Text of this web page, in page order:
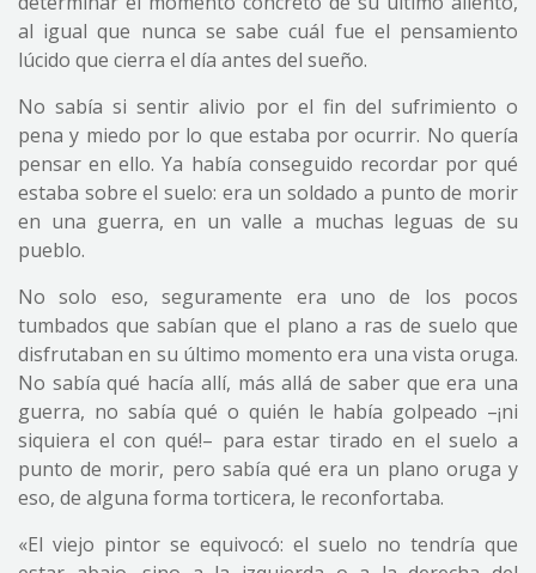
al igual que nunca se sabe cuál fue el pensamiento
lúcido que cierra el día antes del sueño.
No sabía si sentir alivio por el fin del sufrimiento o
pena y miedo por lo que estaba por ocurrir. No quería
pensar en ello. Ya había conseguido recordar por qué
estaba sobre el suelo: era un soldado a punto de morir
en una guerra, en un valle a muchas leguas de su
pueblo.
No solo eso, seguramente era uno de los pocos
tumbados que sabían que el plano a ras de suelo que
disfrutaban en su último momento era una vista oruga.
No sabía qué hacía allí, más allá de saber que era una
guerra, no sabía qué o quién le había golpeado –¡ni
siquiera el con qué!– para estar tirado en el suelo a
punto de morir, pero sabía qué era un plano oruga y
eso, de alguna forma torticera, le reconfortaba.
«El viejo pintor se equivocó: el suelo no tendría que